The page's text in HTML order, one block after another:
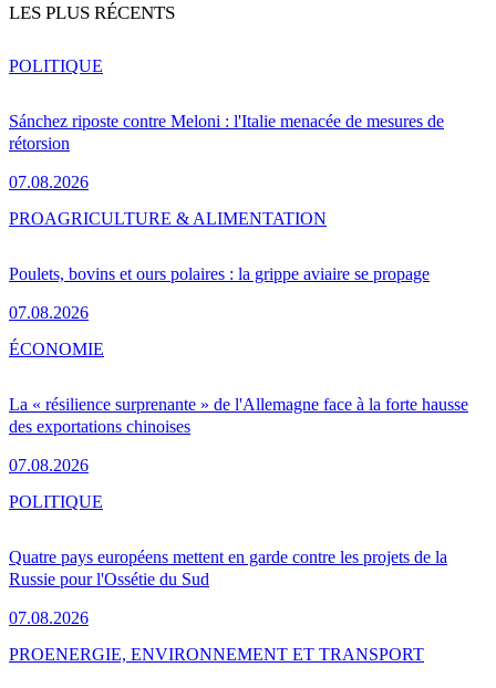
LES PLUS RÉCENTS
Sánchez riposte contre Meloni : l'Italie menacée de mesures de
rétorsion
07.08.2026
POLITIQUE
Poulets, bovins et ours polaires : la grippe aviaire se propage
07.08.2026
PROAGRICULTURE & ALIMENTATION
La « résilience surprenante » de l'Allemagne face à la forte hausse
des exportations chinoises
07.08.2026
ÉCONOMIE
Quatre pays européens mettent en garde contre les projets de la
Russie pour l'Ossétie du Sud
07.08.2026
POLITIQUE
PROENERGIE, ENVIRONNEMENT ET TRANSPORT